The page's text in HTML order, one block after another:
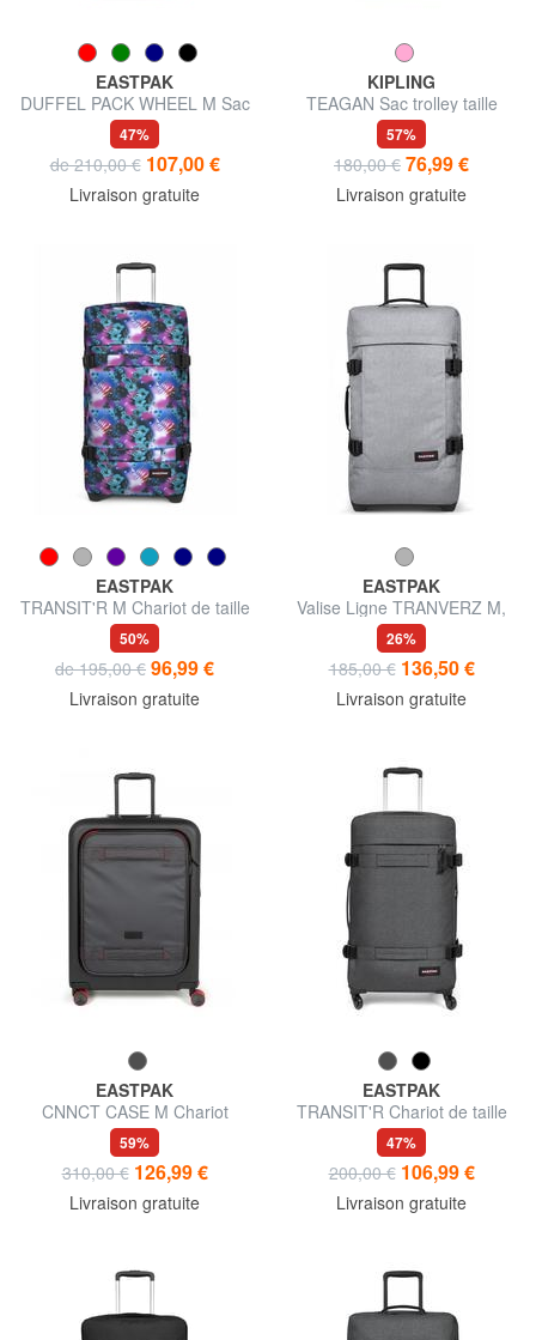
EASTPAK
DUFFEL PACK WHEEL M Sac
de sport à roulettes moyen
hydrofuge
47%
de 210,00 € 107,00 €
Livraison gratuite
KIPLING
TEAGAN Sac trolley taille
moyenne
57%
180,00 € 76,99 €
Livraison gratuite
EASTPAK
TRANSIT'R M Chariot de taille
moyenne
50%
de 195,00 € 96,99 €
Livraison gratuite
EASTPAK
Valise Ligne TRANVERZ M,
taille moyenne, avec serrure
TSA
26%
185,00 € 136,50 €
Livraison gratuite
EASTPAK
CNNCT CASE M Chariot
moyen
59%
310,00 € 126,99 €
Livraison gratuite
EASTPAK
TRANSIT'R Chariot de taille
moyenne
47%
200,00 € 106,99 €
Livraison gratuite